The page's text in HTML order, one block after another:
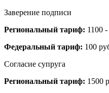
Заверение подписи
Региональный тариф: 1100
Федеральный тариф: 100
Согласие супруга
Региональный тариф: 1500